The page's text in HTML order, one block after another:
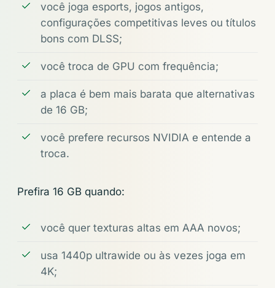
você joga esports, jogos antigos,
configurações competitivas leves ou títulos
bons com DLSS;
você troca de GPU com frequência;
a placa é bem mais barata que alternativas
de 16 GB;
você prefere recursos NVIDIA e entende a
troca.
Prefira 16 GB quando:
você quer texturas altas em AAA novos;
usa 1440p ultrawide ou às vezes joga em
4K;